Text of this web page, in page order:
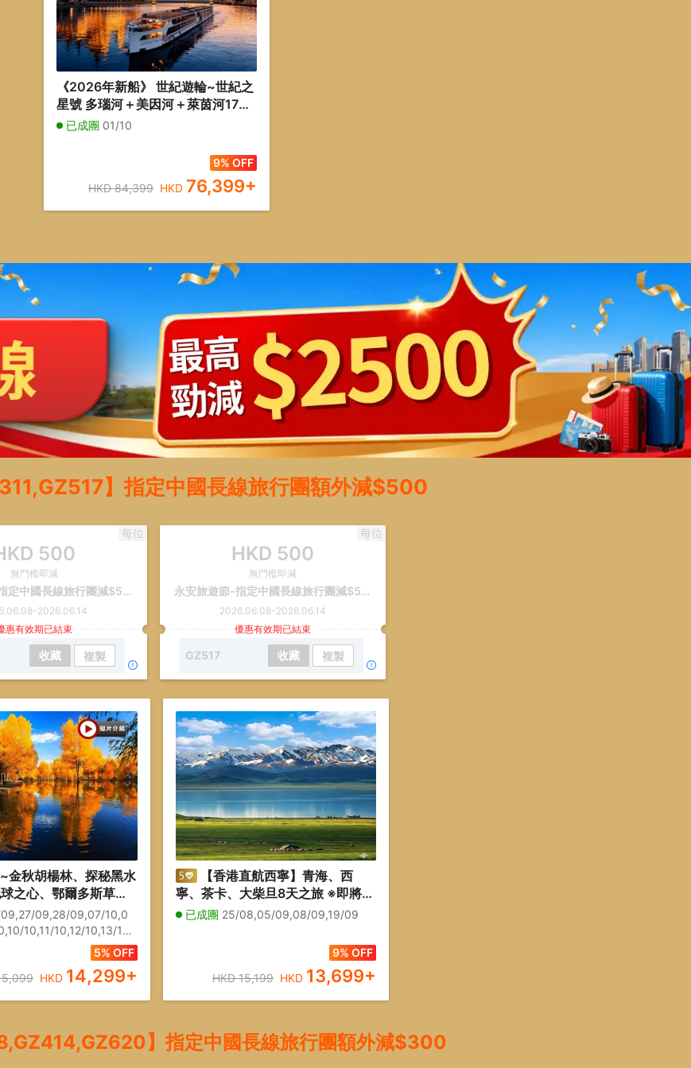
《2026年新船》 世紀遊輪~世紀之
星號 多瑙河＋美因河＋萊茵河17天
河輪假期【優遊緻選】
已成團 01/10
9% OFF
HKD 84,399 HKD 76,399+
】指定中國長線旅行團額外減$500
500
無門檻即減
永安旅遊節-指定中國長線旅行團減$500
-2026.06.14
每位
惠有效期已結束
收藏 複製
HKD 500
無門檻即減
永安旅遊節-指定中國長線旅行團減$500
2026.06.08-2026.06.14
每位
優惠有效期已結束
GZ517 收藏 複製
金秋胡楊林、探秘黑水
之心、鄂爾多斯草原
：蒙古族
馬宴、額濟納旗金色森
遊覽一至八道橋)、居延
落）、怪樹林海、三湖
09,28/09,07/10,0
10,11/10,12/10,13/10,1
5% OFF
HKD 14,299+
【香港直航西寧】青海、西
寧、茶卡、大柴旦8天之旅 ※即將消
失的中國水墨丹霞~黑獨山、天空之
陸咸水湖~青海湖、連住兩晚：大柴
旦星際野奢酒店、保證安排乘坐
2+1豪華旅遊巴
已成團 25/08,05/09,08/09,19/09
9% OFF
HKD 15,199 HKD 13,699+
】指定中國長線旅行團額外減$300